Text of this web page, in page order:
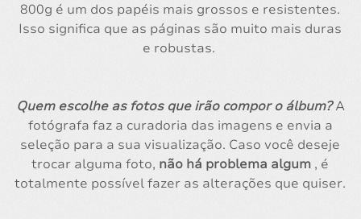
800g é um dos papéis mais grossos e resistentes.
Isso significa que as páginas são muito mais duras
e robustas.
Quem escolhe as fotos que irão compor o álbum?A
fotógrafa faz a curadoria das imagens e envia a
seleção para a sua visualização. Caso você deseje
trocar alguma foto, não há problema algum , é
totalmente possível fazer as alterações que quiser.